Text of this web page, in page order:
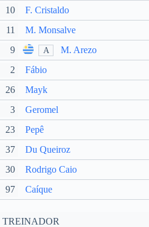
10 F. Cristaldo
11 M. Monsalve
9 A M. Arezo
2
Fábio
26
Mayk
3
Geromel
23
Pepê
37
Du Queiroz
30
Rodrigo Caio
97
Caíque
TREINADOR